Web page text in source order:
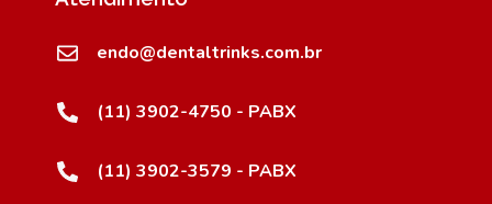
endo@dentaltrinks.com.br
(11) 3902-4750 - PABX
(11) 3902-3579 - PABX